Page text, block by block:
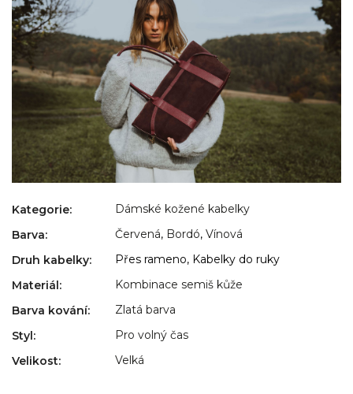
Kategorie:
Dámské kožené kabelky
Barva: Červená, Bordó, Vínová
Druh kabelky:
Přes rameno, Kabelky do ruky
Materiál:
Kombinace semiš kůže
Barva kování:
Zlatá barva
Styl:
Pro volný čas
Velikost: Velká